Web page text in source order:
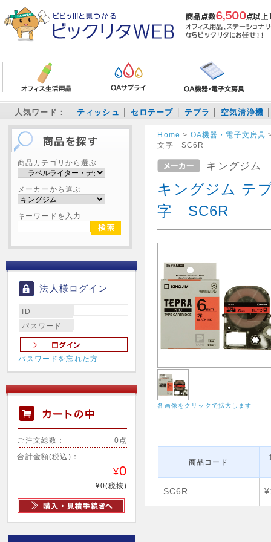
人気ワード： ティッシュ セロテープ テプラ 空気清浄機
商品カテゴリから選ぶ
メーカーから選ぶ
キーワードを入力
法人様ログイン
ID
パスワード
パスワードを忘れた方
ご注文総数： 0点
合計金額(税込)：
¥0
¥0(税抜)
Home > OA機器・電子文房具
文字 SC6R
キングジム
キングジム テ
字 SC6R
各画像をクリックで拡大します
商品コード
SC6R